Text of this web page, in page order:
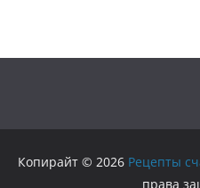
Копирайт © 2026 Рецепты
права